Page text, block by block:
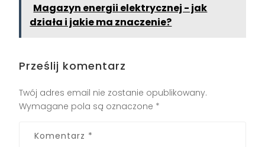
Magazyn energii elektrycznej - jak
działa i jakie ma znaczenie?
Prześlij komentarz
Twój adres email nie zostanie opublikowany.
Wymagane pola są oznaczone *